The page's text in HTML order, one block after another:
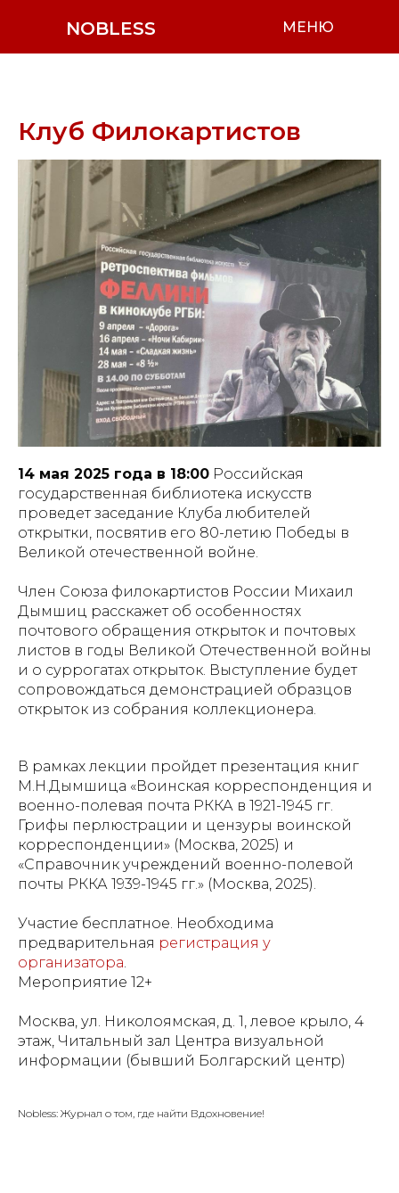
NOBLESS МЕНЮ
Клуб Филокартистов
14 мая 2025 года в 18:00 Российская
государственная библиотека искусств
проведет заседание Клуба любителей
открытки, посвятив его 80-летию Победы в
Великой отечественной войне.
Член Союза филокартистов России Михаил
Дымшиц расскажет об особенностях
почтового обращения открыток и почтовых
листов в годы Великой Отечественной войны
и о суррогатах открыток. Выступление будет
сопровождаться демонстрацией образцов
открыток из собрания коллекционера.
В рамках лекции пройдет презентация книг
М.Н.Дымшица «Воинская корреспонденция и
военно-полевая почта РККА в 1921-1945 гг.
Грифы перлюстрации и цензуры воинской
корреспонденции» (Москва, 2025) и
«Справочник учреждений военно-полевой
почты РККА 1939-1945 гг.» (Москва, 2025).
Участие бесплатное. Необходима
предварительная регистрация у
организатора.
Мероприятие 12+
Москва, ул. Николоямская, д. 1, левое крыло, 4
этаж, Читальный зал Центра визуальной
информации (бывший Болгарский центр)
Nobless: Журнал о том, где найти Вдохновение!